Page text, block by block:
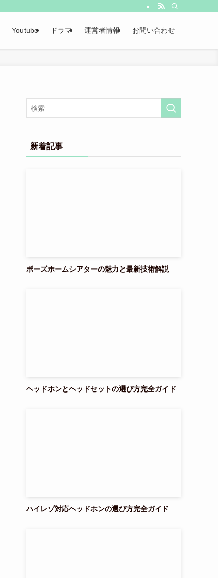
Youtube ドラマ 運営者情報 お問い合わせ
新着記事
ボーズホームシアターの魅力と最新技術解説
ヘッドホンとヘッドセットの選び方完全ガイド
ハイレゾ対応ヘッドホンの選び方完全ガイド